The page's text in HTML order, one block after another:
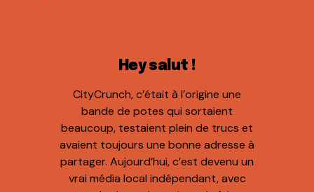
Hey salut !
CityCrunch, c’était à l’origine une
bande de potes qui sortaient
beaucoup, testaient plein de trucs et
avaient toujours une bonne adresse à
partager. Aujourd’hui, c’est devenu un
vrai média local indépendant, avec